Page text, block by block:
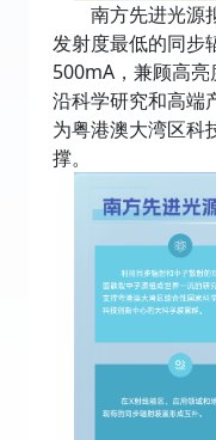
南方先进光源
发射度最低的同步
500mA，兼顾高
沿科学研究和高端
为粤港澳大湾区科
撑。